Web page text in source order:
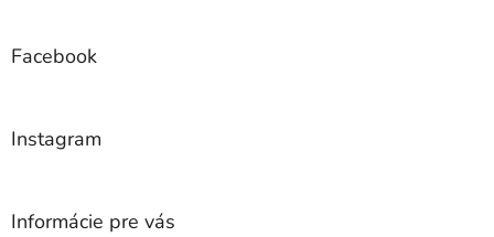
Facebook
Instagram
Informácie pre vás